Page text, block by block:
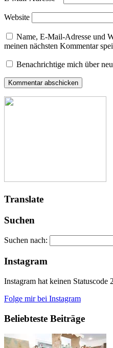
Website
Name, E-Mail-Adresse und
meinen nächsten Kommentar
Benachrichtige mich über
Translate
Suchen
Suchen nach:
Instagram
Instagram hat keinen Statuscode
Folge mir bei Instagram
Beliebteste Beiträge